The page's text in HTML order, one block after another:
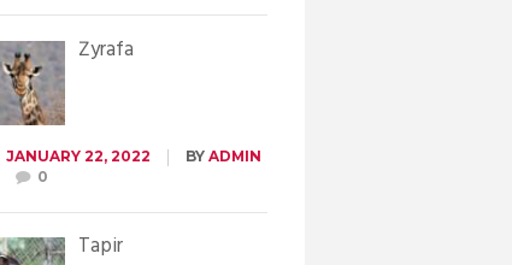
Żyrafa
JANUARY 22, 2022 BY ADMIN
0
Tapir